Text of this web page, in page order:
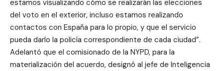
estamos visualizando cómo se realizarán las elecciones
del voto en el exterior, incluso estamos realizando
contactos con España para lo propio, y que el servicio
pueda darlo la policía correspondiente de cada ciudad”.
Adelantó que el comisionado de la NYPD, para la
materialización del acuerdo, designó al jefe de Inteligencia